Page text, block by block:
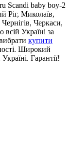
Scandi baby boy-2
Ріг, Миколаїв,
Черкаси,
Україні за
купити
Широкий
Гарантії!